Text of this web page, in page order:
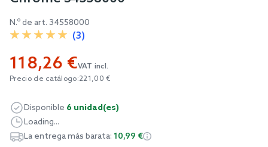
beginning
of
the
gallery
N.º de art. 34558000
(3)
118,26 €VAT incl.
Precio de catálogo:221,00 €
Disponible 6 unidad(es)
Loading...
La entrega más barata: 10,99 €